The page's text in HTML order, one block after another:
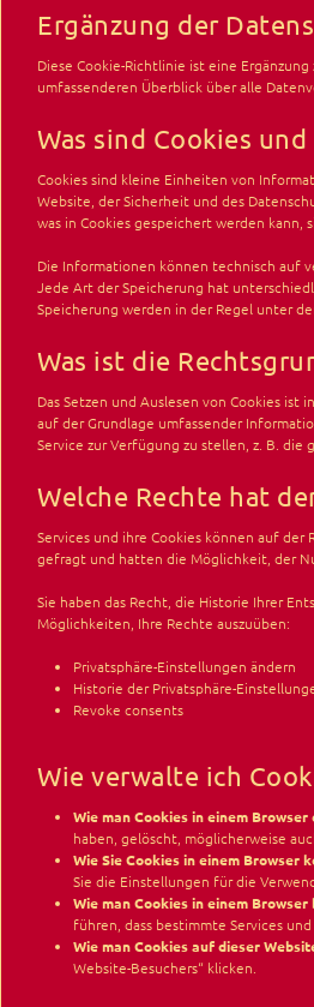
Ergänzung der
Diese Cookie-Richtlinie ist eine Ergänzung
umfassenderen Überblick über alle
Was sind Cookies
Cookies sind kleine Einheiten von
Website, der Sicherheit und des
was in Cookies gespeichert werden kann,
Die Informationen können technisch auf
Jede Art der Speicherung hat
Speicherung werden in der Regel unter
Was ist die
Das Setzen und Auslesen von Cookies ist
auf der Grundlage umfassender
Service zur Verfügung zu stellen, z. B.
Welche Rechte hat
Services und ihre Cookies können auf
gefragt und hatten die Möglichkeit, der
Sie haben das Recht, die Historie Ihrer
Möglichkeiten, Ihre Rechte auszuüben:
Privatsphäre-Einstellungen ändern
Historie der Privatsphäre-
Revoke consents
Wie verwalte ich
Wie man Cookies in einem
haben, gelöscht, möglicherweise
Wie Sie Cookies in einem Browser
Sie die Einstellungen für die
Wie man Cookies in einem
führen, dass bestimmte Services
Wie man Cookies auf dieser
Website-Besuchers“ klicken.